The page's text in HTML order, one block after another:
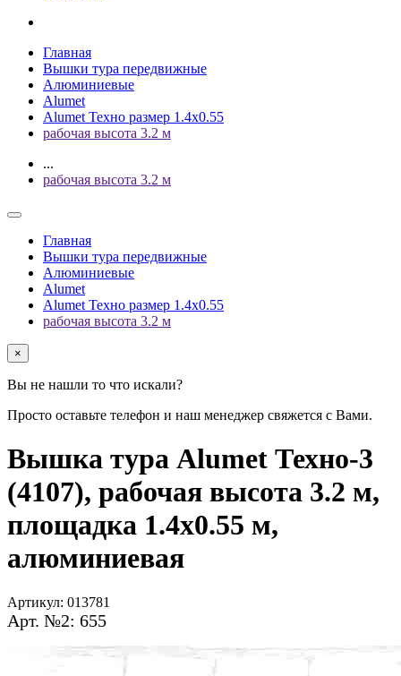
Главная
Вышки тура передвижные
Алюминиевые
Alumet
Alumet Техно размер 1.4x0.55
рабочая высота 3.2 м
...
рабочая высота 3.2 м
Главная
Вышки тура передвижные
Алюминиевые
Alumet
Alumet Техно размер 1.4x0.55
рабочая высота 3.2 м
×
Вы не нашли то что искали?
Просто оставьте телефон и наш менеджер свяжется с Вами.
Вышка тура Alumet Техно-3
(4107), рабочая высота 3.2 м,
площадка 1.4x0.55 м,
алюминиевая
Артикул: 013781
Арт. №2: 655